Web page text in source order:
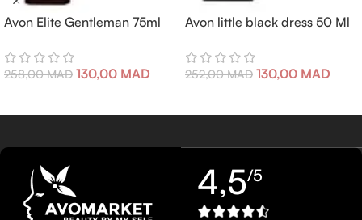
Avon Elite Gentleman 75ml
258,00MAD 130,00 MAD
Avon little black dress 50 Ml
252,00MAD 130,00 MAD
4,5/5